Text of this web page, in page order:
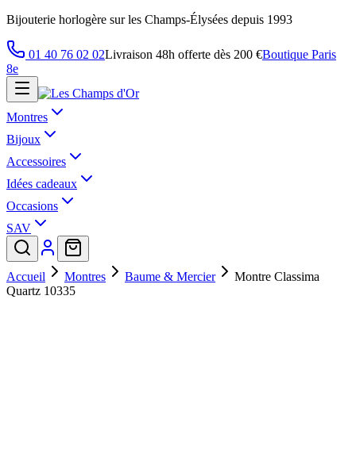
Bijouterie horlogère sur les Champs-Élysées depuis 1993
01 40 76 02 02Livraison 48h offerte dès 200 €Boutique Paris
8e
Montres
Bijoux
Accessoires
Idées cadeaux
Occasions
SAV
Accueil Montres Baume & Mercier
Montre Classima
Quartz 10335